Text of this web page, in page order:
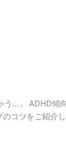
う…」 ADHD傾
コツをご紹介し